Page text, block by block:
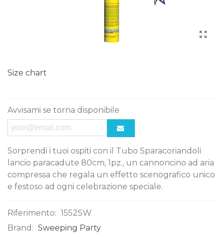
Size chart
Avvisami se torna disponibile
Sorprendi i tuoi ospiti con il Tubo Sparacoriandoli
lancio paracadute 80cm, 1pz., un cannoncino ad aria
compressa che regala un effetto scenografico unico
e festoso ad ogni celebrazione speciale.
Riferimento: 1552SW
Brand: Sweeping Party